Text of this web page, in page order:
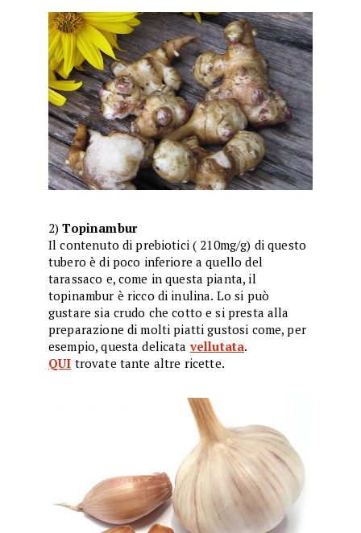
2) Topinambur
Il contenuto di prebiotici ( 210mg/g) di questo
tubero è di poco inferiore a quello del
tarassaco e, come in questa pianta, il
topinambur è ricco di inulina. Lo si può
gustare sia crudo che cotto e si presta alla
preparazione di molti piatti gustosi come, per
esempio, questa delicata vellutata.
QUI trovate tante altre ricette.